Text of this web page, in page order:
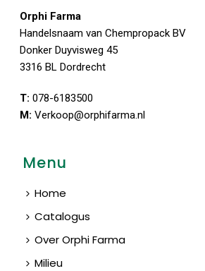
Orphi Farma
Handelsnaam van Chempropack BV
Donker Duyvisweg 45
3316 BL Dordrecht
T: 078-6183500
M: Verkoop@orphifarma.nl
Menu
Home
Catalogus
Over Orphi Farma
Milieu